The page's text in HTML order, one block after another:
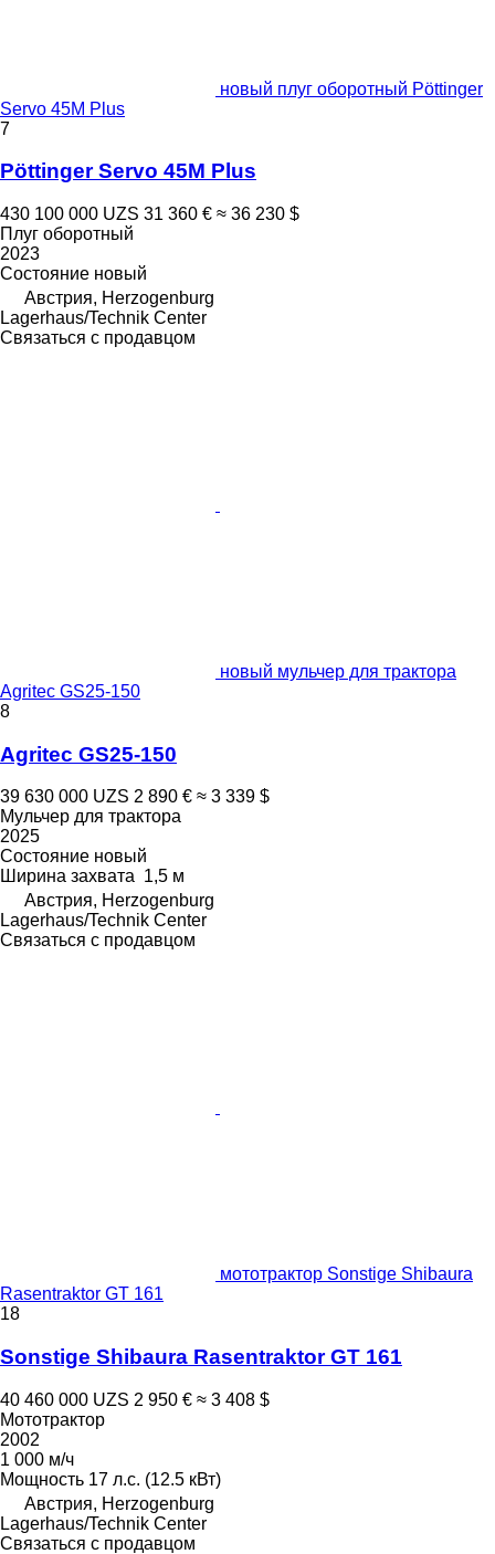
новый плуг оборотный Pöttinger
Servo 45M Plus
7
Pöttinger Servo 45M Plus
430 100 000 UZS 31 360 € ≈ 36 230 $
Плуг оборотный
2023
Состояние новый
Австрия, Herzogenburg
Lagerhaus/Technik Center
Связаться с продавцом
новый мульчер для трактора
Agritec GS25-150
8
Agritec GS25-150
39 630 000 UZS 2 890 € ≈ 3 339 $
Мульчер для трактора
2025
Состояние новый
Ширина захвата 1,5 м
Австрия, Herzogenburg
Lagerhaus/Technik Center
Связаться с продавцом
мототрактор Sonstige Shibaura
Rasentraktor GT 161
18
Sonstige Shibaura Rasentraktor GT 161
40 460 000 UZS 2 950 € ≈ 3 408 $
Мототрактор
2002
1 000 м/ч
Мощность 17 л.с. (12.5 кВт)
Австрия, Herzogenburg
Lagerhaus/Technik Center
Связаться с продавцом